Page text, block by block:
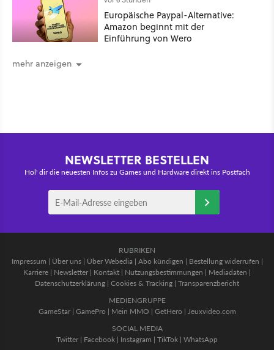
Europäische Paypal-Alternative:
Amazon beginnt mit der
Einführung von Wero
mehr anzeigen
NEWSLETTER BESTELLEN
Hol' dir die neuesten Infos zu Games und Hardware direkt ins Postfach
RUBRIKEN
Impressum | Über uns| Über Webedia | Abo kündigen | Bestellung widerrufen |
Karriere | Newsletter | Kontakt | Nutzungsbestimmungen | Mediadaten |
Datenschutzerklärung | Cookies & Tracking | Transparenzbericht
MEDIENGRUPPE
GameStar| GamePro | Mein MMO | GetHero | Jeuxvideo.com
SOCIAL MEDIA
Twitter | Facebook | Instagram | TikTok | WhatsApp